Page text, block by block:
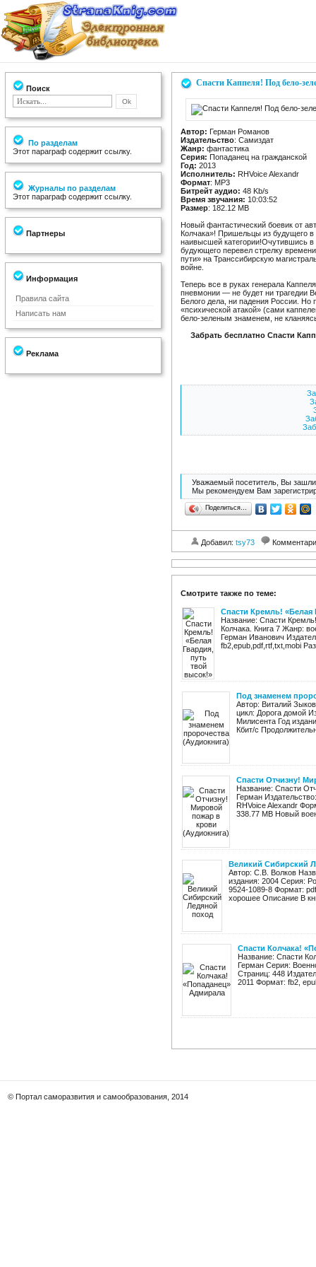
Поиск
По разделам
Этот параграф содержит ссылку.
Журналы по разделам
Этот параграф содержит ссылку.
Партнеры
Информация
Правила сайта
Написать нам
Реклама
Спасти Каппеля! Под бело-
Автор: Герман Романов
Издательство: Самиздат
Жанр: фантастика
Серия: Попаданец на гражданской
Год: 2013
Исполнитель: RHVoice Alexandr
Формат: MP3
Битрейт аудио: 48 Kb/s
Время звучания: 10:03:52
Размер: 182.12 MB
Новый фантастический боевик от
Колчака»! Пришельцы из будущего в
наивысшей категории!Очутившись в
будующего перевел стрелку
пути» на Транссибирскую
войне.
Теперь все в руках генерала
пневмонии — не будет ни трагедии
Белого дела, ни падения России.
«психической атакой» (сами
бело-зеленым знаменем, не
Забрать бесплатно Спасти
Уважаемый посетитель, Вы зашли
Мы рекомендуем Вам
Поделиться…
Добавил: tsy73
Смотрите также по теме:
Спасти Кремль! «Белая
Название: Спасти
Колчака. Книга 7 Жанр:
Герман Иванович
fb2,epub,pdf,rtf,txt,mobi
Под знаменем
Автор: Виталий
цикл: Дорога домой
Милисента Год
Кбит/с
Спасти Отчизну!
Название: Спасти
Герман
RHVoice Alexandr
338.77 MB Новый
Великий Сибирский
Автор: С.В. Волков
издания: 2004 Серия:
9524-1089-8 Формат:
хорошее Описание В
Спасти Колчака!
Название: Спасти
Герман Серия:
Страниц: 448
2011 Формат: fb2,
© Портал саморазвития и самообразования, 2014